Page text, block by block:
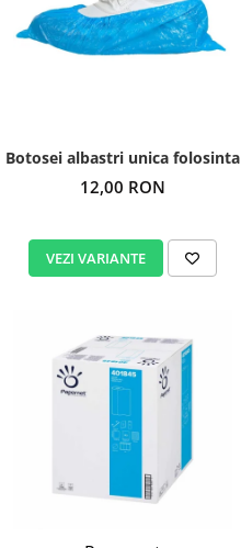
Botosei albastri unica folosinta
12,00 RON
VEZI VARIANTE